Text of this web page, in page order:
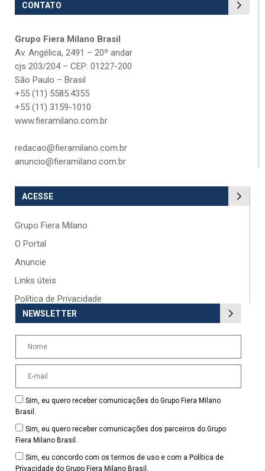
CONTATO
Grupo Fiera Milano Brasil
Av. Angélica, 2491 – 20º andar
cjs 203/204 – CEP: 01227-200
São Paulo – Brasil
+55 (11) 5585.4355
+55 (11) 3159-1010
www.fieramilano.com.br
redacao@fieramilano.com.br
anuncio@fieramilano.com.br
ACESSE
Grupo Fiera Milano
O Portal
Anuncie
Links úteis
Política de Privacidade
NEWSLETTER
Sim, eu quero receber comunicações do Grupo Fiera Milano
Brasil.
Sim, eu quero receber comunicações dos parceiros do Grupo
Fiera Milano Brasil.
Sim, eu concordo com os termos de uso e com a Política de
Privacidade do Grupo Fiera Milano Brasil.